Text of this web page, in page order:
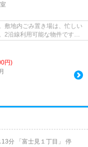
敷地内ごみ置き場は、忙しい
2沿線利用可能な物件です。
円)
13分 「富士見１丁目」 停